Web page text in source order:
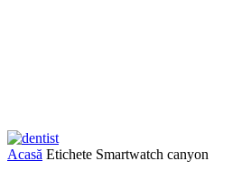
Acasă Etichete Smartwatch canyon